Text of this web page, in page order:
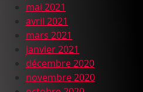
mai 2021
avril 2021
mars 2021
janvier 2021
décembre 2020
novembre 2020